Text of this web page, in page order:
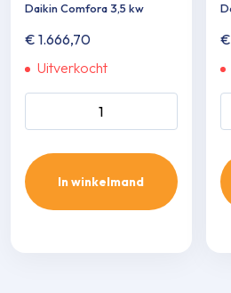
Daikin Comfora 3,5 kw
€ 1.666,70
Uitverkocht
In winkelmand
€